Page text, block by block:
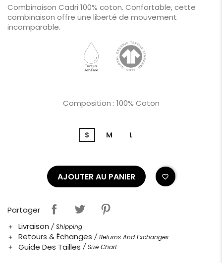
Combinaison Cadri 100% coton. Confortable, cette
combinaison offre une liberté de mouvement
incomparable.
Composition : 100% Coton
S M L
AJOUTER AU PANIER favorite_border
Partager
add Livraison / Shipping
add Retours & Échanges / Returns And Exchanges
add Guide Des Tailles / Size Chart